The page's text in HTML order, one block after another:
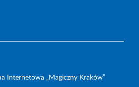
Internetowa „Magiczny Kraków”